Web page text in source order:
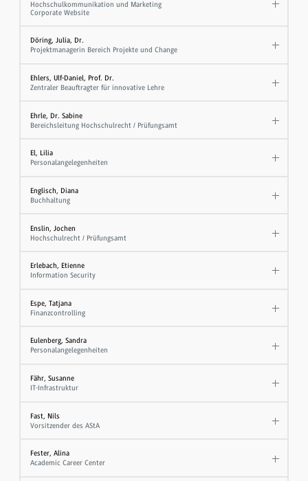
Hochschulkommunikation und Marketing
Corporate Website
Döring, Julia, Dr.
Projektmanagerin Bereich Projekte und Change
Ehlers, Ulf-Daniel, Prof. Dr.
Zentraler Beauftragter für innovative Lehre
Ehrle, Dr. Sabine
Bereichsleitung Hochschulrecht / Prüfungsamt
El, Lilia
Personalangelegenheiten
Englisch, Diana
Buchhaltung
Enslin, Jochen
Hochschulrecht / Prüfungsamt
Erlebach, Etienne
Information Security
Espe, Tatjana
Finanzcontrolling
Eulenberg, Sandra
Personalangelegenheiten
Fähr, Susanne
IT-Infrastruktur
Fast, Nils
Vorsitzender des AStA
Fester, Alina
Academic Career Center